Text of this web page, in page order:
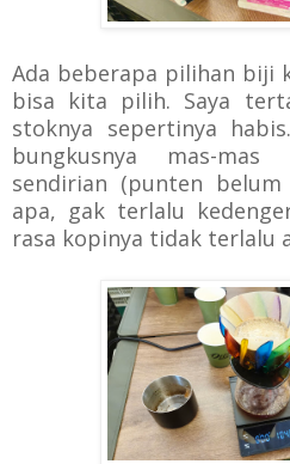
Ada beberapa pilihan biji
bisa kita pilih. Saya
stoknya sepertinya
bungkusnya mas-
sendirian (punten belum
apa, gak terlalu
rasa kopinya tidak terlalu